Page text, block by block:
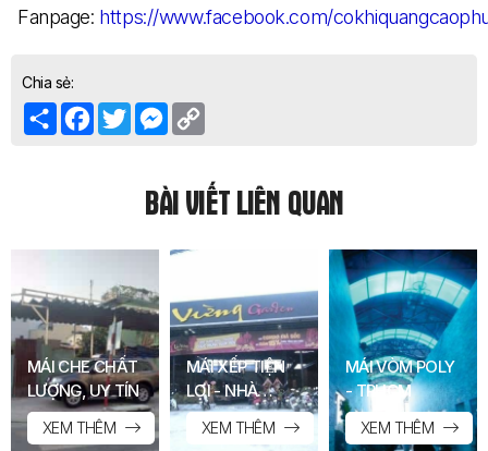
Fanpage: https://www.facebook.com/
Chia sẻ:
Share Facebook
TwitterMessenger
BÀI VIẾT LIÊN QUAN
MÁI CHE CHẤT
LƯỢNG, UY TÍN
XEM THÊM
MÁI XẾP TIỆN
LỢI - NHÀ
HÀNG LỘC
VỪNG, GÒ
XEM THÊM
MÁI VÒM POLY
- TPHCM
XEM THÊM